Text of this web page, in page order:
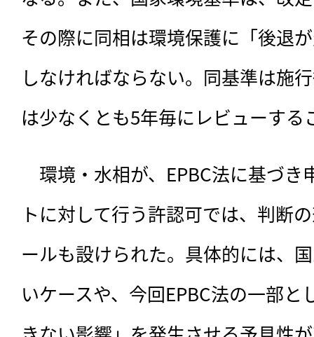
その際に同相は環境保護に「後退
しなければならない。同基準は施
は少なくとも5年毎にレビューす
環境・水相が、EPBC法に基づき
トに対して行う許認可では、判断
ールも設けられた。具体的には、
いケースや、今回EPBC法の一部